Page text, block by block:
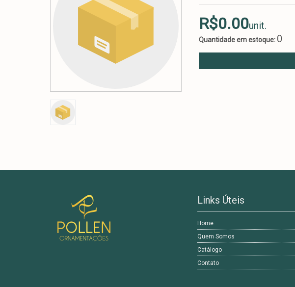
R$0.00unit.
Quantidade em estoque: 0
Links Úteis
Home
Quem Somos
Catálogo
Contato